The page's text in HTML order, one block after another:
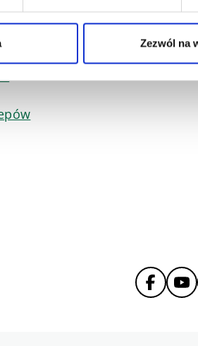
Zezwól na
i w jakim rozmiarze są
personelu.